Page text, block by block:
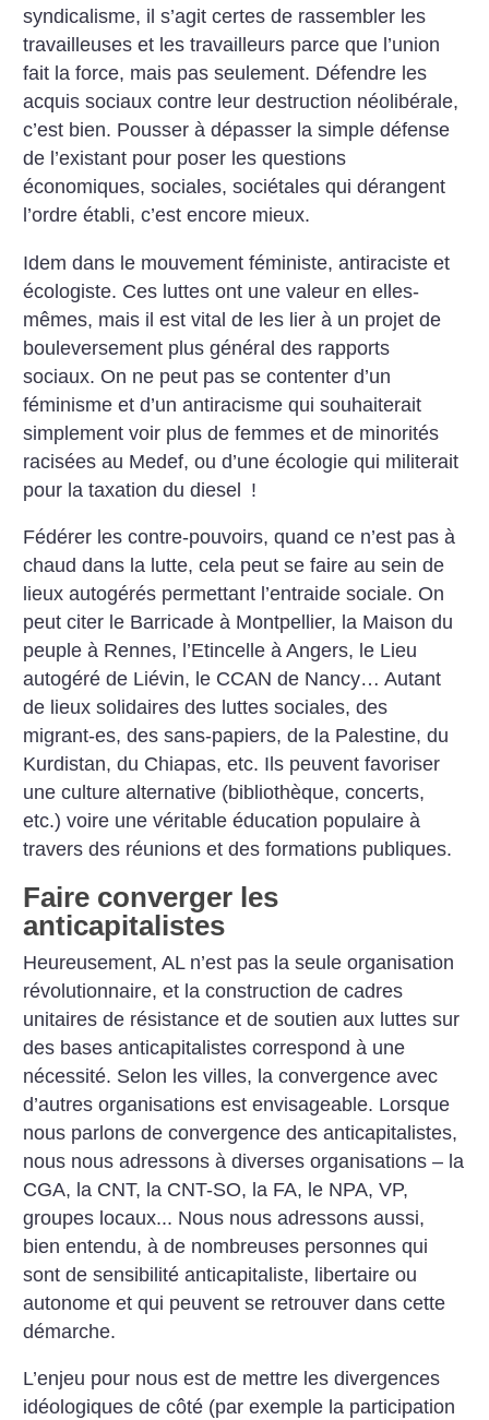
syndicalisme, il s’agit certes de rassembler les
travailleuses et les travailleurs parce que l’union
fait la force, mais pas seulement. Défendre les
acquis sociaux contre leur destruction néolibérale,
c’est bien. Pousser à dépasser la simple défense
de l’existant pour poser les questions
économiques, sociales, sociétales qui dérangent
l’ordre établi, c’est encore mieux.
Idem dans le mouvement féministe, antiraciste et
écologiste. Ces luttes ont une valeur en elles-
mêmes, mais il est vital de les lier à un projet de
bouleversement plus général des rapports
sociaux. On ne peut pas se contenter d’un
féminisme et d’un antiracisme qui souhaiterait
simplement voir plus de femmes et de minorités
racisées au Medef, ou d’une ­écologie qui militerait
pour la taxation du diesel !
Fédérer les contre-­pouvoirs, quand ce n’est pas à
chaud dans la lutte, cela peut se faire au sein de
lieux autogérés permettant l’entraide sociale. On
peut citer le Barricade à Montpellier, la Maison du
peuple à Rennes, l’Etincelle à Angers, le Lieu
autogéré de Liévin, le CCAN de Nancy… Autant
de lieux solidaires des luttes sociales, des
migrant-es, des sans-papiers, de la Palestine, du
Kurdistan, du Chiapas, etc. Ils peuvent favoriser
une culture alternative (bibliothèque, con­certs,
etc.) voire une véritable éducation populaire à
traversdes réunions et des formations publiques.
Faire converger les
anticapitalistes
Heureusement, AL n’est pas la seule organisation
révolutionnaire, et la construction de cadres
unitaires de résistance et de ­soutien aux luttes sur
des bases anticapitalistes correspond à une
nécessité. Selon les villes, la convergence avec
d’autres organisations est envisageable. Lorsque
nous parlons de convergence des anticapitalistes,
nous nous adressons à diverses organisations – la
CGA, la CNT, la CNT-SO, la FA, le NPA, VP,
groupes locaux... Nous nous adressons aussi,
bien entendu, à de nombreuses personnes qui
sont de sensibilité anticapitaliste, libertaire ou
autonome et qui peuvent se retrouver dans cette
démarche.
L’enjeu pour nous est de mettre les divergences
idéologiques de côté (par exemple la participation